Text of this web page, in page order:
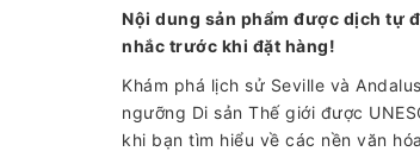
Nội dung sản phẩm được dịch tự
nhắc trước khi đặt hàng!
Khám phá lịch sử Seville và
ngưỡng Di sản Thế giới được
khi bạn tìm hiểu về các nền văn